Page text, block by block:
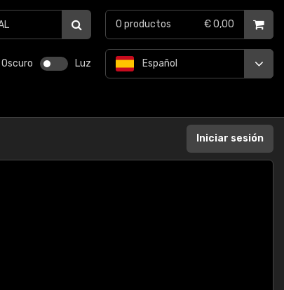
Oscuro Luz Español
0 productos € 0,00
Iniciar sesión